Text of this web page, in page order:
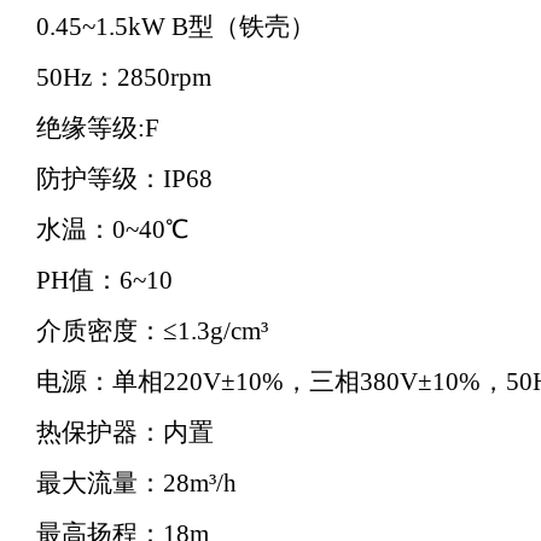
0.45~1.5kW B型（铁壳）
50Hz：2850rpm
绝缘等级:F
防护等级：IP68
水温：0~40℃
PH值：6~10
介质密度：≤1.3g/cm³
电源：单相220V±10%，三相380V±10%，
热保护器：内置
最大流量：28m³/h
最高扬程：18m